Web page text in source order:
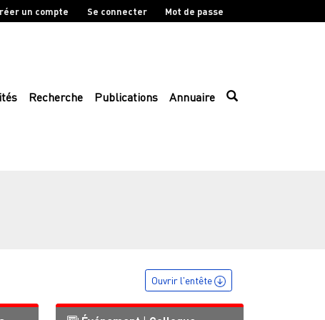
un compte Se connecter Mot de passe
Recherche Publications Annuaire
Ouvrir l'entête